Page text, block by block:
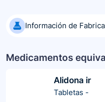
Información de
Medicamentos
Alidona ir
Tabletas -